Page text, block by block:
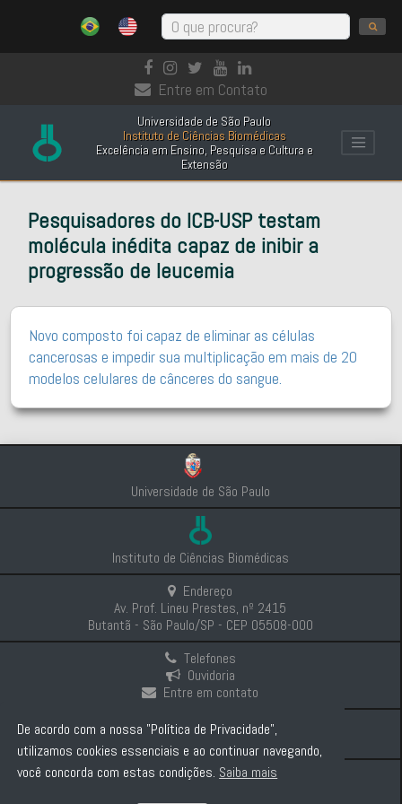
Entre em Contato
Universidade de São Paulo
Instituto de Ciências Biomédicas
Excelência em Ensino, Pesquisa e Cultura e
Extensão
Pesquisadores do ICB-USP testam
molécula inédita capaz de inibir a
progressão de leucemia
Novo composto foi capaz de eliminar as células
cancerosas e impedir sua multiplicação em mais de 20
modelos celulares de cânceres do sangue.
Universidade de São Paulo
Instituto de Ciências Biomédicas
Endereço
Av. Prof. Lineu Prestes, nº 2415
Butantã - São Paulo/SP - CEP 05508-000
Telefones
Ouvidoria
Entre em contato
Intranet
Comunicação e Imprensa
De acordo com a nossa "Política de Privacidade",
utilizamos cookies essenciais e ao continuar navegando,
você concorda com estas condições. Saiba mais